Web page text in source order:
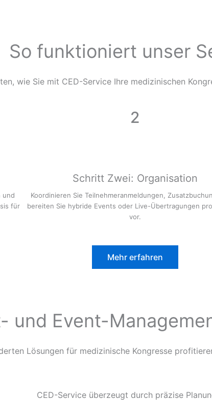
So funktioniert unser
wie Sie mit CED-Service Ihre medizinischen
und
für
2
Schritt Zwei: Organisation
Koordinieren Sie Teilnehmeranmeldungen,
bereiten Sie hybride Events oder Live-Übertragungen
vor.
Mehr erfahren
und Event-
Lösungen für medizinische Kongresse
CED-Service überzeugt durch präzise